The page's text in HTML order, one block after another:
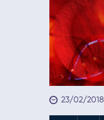
23/02/2018